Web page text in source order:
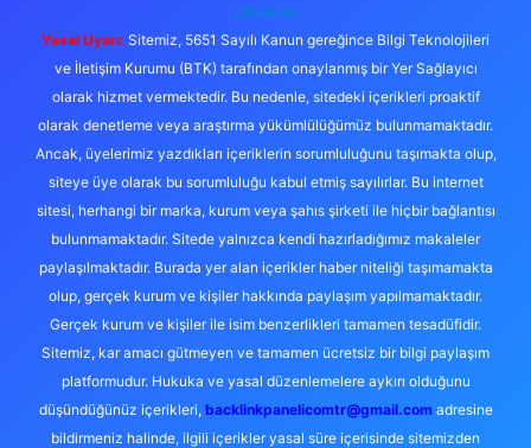
@karabul
Yasal Uyarı: Sitemiz, 5651 Sayılı Kanun gereğince Bilgi Teknolojileri
ve İletişim Kurumu (BTK) tarafından onaylanmış bir Yer Sağlayıcı
olarak hizmet vermektedir. Bu nedenle, sitedeki içerikleri proaktif
olarak denetleme veya araştırma yükümlülüğümüz bulunmamaktadır.
Ancak, üyelerimiz yazdıkları içeriklerin sorumluluğunu taşımakta olup,
siteye üye olarak bu sorumluluğu kabul etmiş sayılırlar. Bu internet
sitesi, herhangi bir marka, kurum veya şahıs şirketi ile hiçbir bağlantısı
bulunmamaktadır. Sitede yalnızca kendi hazırladığımız makaleler
paylaşılmaktadır. Burada yer alan içerikler haber niteliği taşımamakta
olup, gerçek kurum ve kişiler hakkında paylaşım yapılmamaktadır.
Gerçek kurum ve kişiler ile isim benzerlikleri tamamen tesadüfidir.
Sitemiz, kar amacı gütmeyen ve tamamen ücretsiz bir bilgi paylaşım
platformudur. Hukuka ve yasal düzenlemelere aykırı olduğunu
düşündüğünüz içerikleri, backlinkpanelicomtr@gmail.comadresine
bildirmeniz halinde, ilgili içerikler yasal süre içerisinde sitemizden